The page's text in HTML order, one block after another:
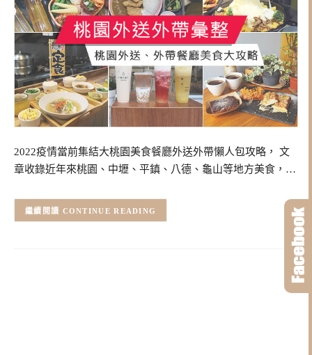
2022疫情當前集結大桃園美食餐廳外送外帶懶人包攻略， 文
章收錄近年來桃園、中壢、平鎮、八德、龜山等地方美食，…
CONTINUE READING